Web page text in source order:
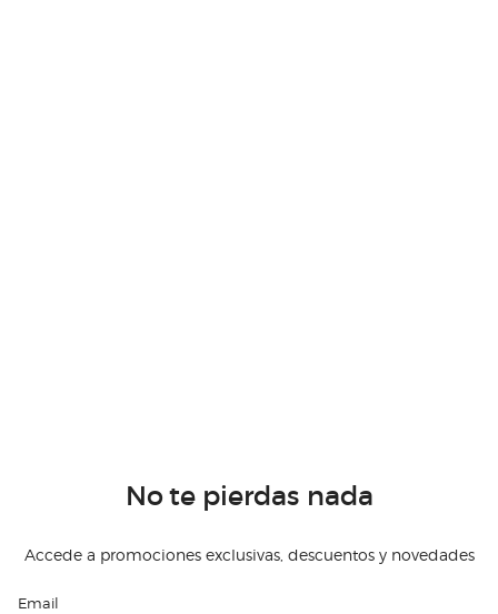
No te pierdas nada
Accede a promociones exclusivas, descuentos y novedades
Email